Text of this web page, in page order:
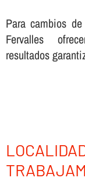
Para cambios
Fervalles
resultados